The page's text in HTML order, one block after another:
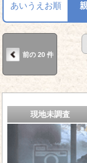
あいうえお順
前の 20 件
現地未調査